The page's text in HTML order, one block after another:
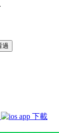
過